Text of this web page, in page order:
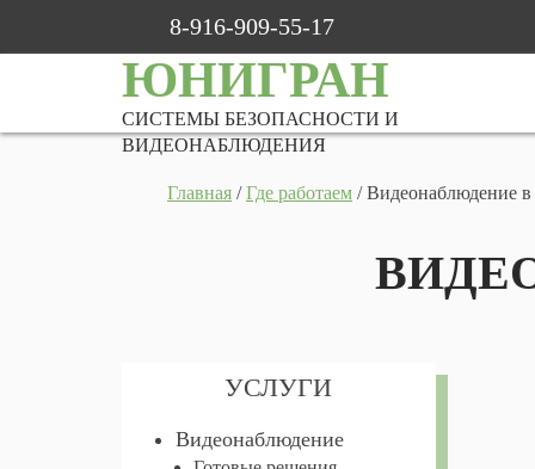
8-916-909-55-17
ЮНИГРАН
СИСТЕМЫ БЕЗОПАСНОСТИ И
ВИДЕОНАБЛЮДЕНИЯ
Главная /Где работаем /Видеонаблюдение
УСЛУГИ
Видеонаблюдение